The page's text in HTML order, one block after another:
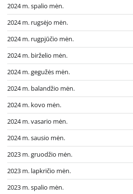
2024 m. spalio mėn.
2024 m. rugsėjo mėn.
2024 m. rugpjūčio mėn.
2024 m. birželio mėn.
2024 m. gegužės mėn.
2024 m. balandžio mėn.
2024 m. kovo mėn.
2024 m. vasario mėn.
2024 m. sausio mėn.
2023 m. gruodžio mėn.
2023 m. lapkričio mėn.
2023 m. spalio mėn.